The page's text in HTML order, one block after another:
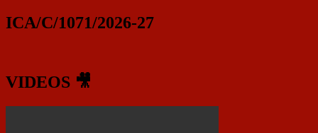
ICA/C/1071/2026-27
VIDEOS 🎥